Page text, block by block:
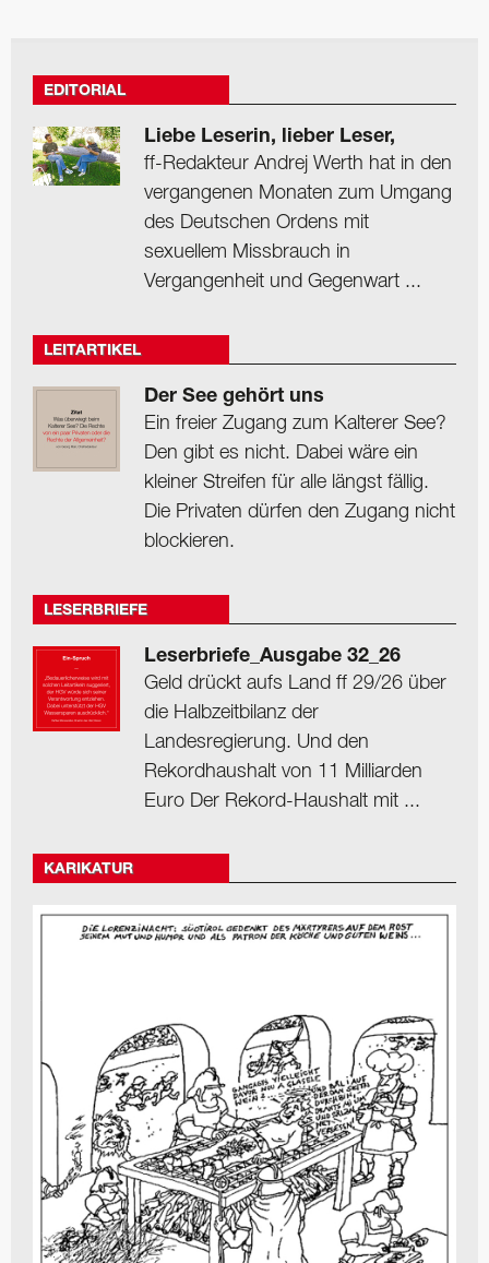
EDITORIAL
Liebe Leserin, lieber Leser,
ff-Redakteur Andrej Werth hat in den
vergangenen Monaten zum Umgang
des Deutschen Ordens mit
sexuellem Missbrauch in
Vergangenheit und Gegenwart ...
LEITARTIKEL
Der See gehört uns
Ein freier Zugang zum Kalterer See?
Den gibt es nicht. Dabei wäre ein
kleiner Streifen für alle längst fällig.
Die Privaten dürfen den Zugang nicht
blockieren.
LESERBRIEFE
Leserbriefe_Ausgabe 32_26
Geld drückt aufs Land ff 29/26 über
die Halbzeitbilanz der
Landesregierung. Und den
Rekordhaushalt von 11 Milliarden
Euro Der Rekord-Haushalt mit ...
KARIKATUR